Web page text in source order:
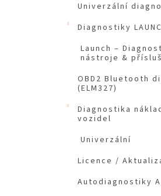
Univerzální
Diagnostiky
Launch –
nástroje &
OBD2 Bluetooth
(ELM327)
Diagnostika
vozidel
Univerzální
Licence /
Autodiagnostiky